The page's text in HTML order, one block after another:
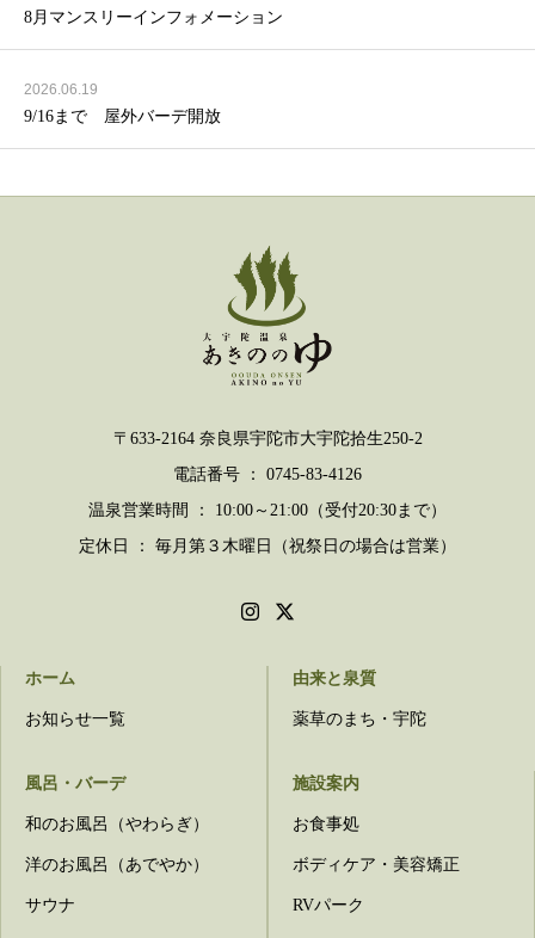
8月マンスリーインフォメーション
2026.06.19
9/16まで 屋外バーデ開放
〒633-2164 奈良県宇陀市大宇陀拾生250-2
電話番号 ： 0745-83-4126
温泉営業時間 ： 10:00～21:00（受付20:30まで）
定休日 ： 毎月第３木曜日（祝祭日の場合は営業）
ホーム
お知らせ一覧
由来と泉質
薬草のまち・宇陀
風呂・バーデ
和のお風呂（やわらぎ）
洋のお風呂（あでやか）
サウナ
施設案内
お食事処
ボディケア・美容矯正
RVパーク